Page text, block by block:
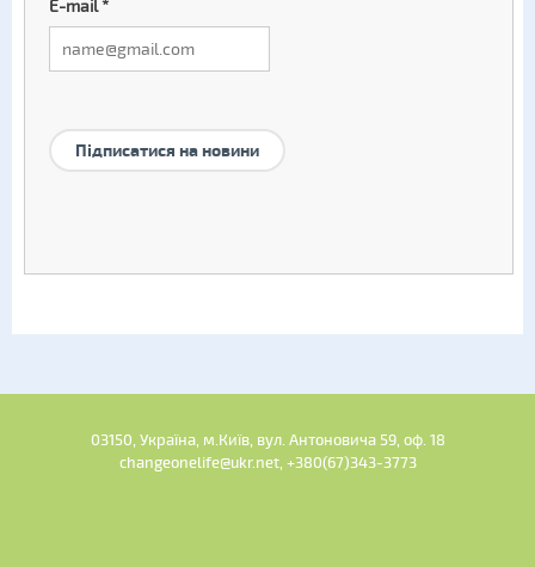
E-mail*
Підписатися на новини
03150, Україна, м.Київ, вул. Антоновича 59, оф. 18
changeonelife@ukr.net, +380(67)343-3773